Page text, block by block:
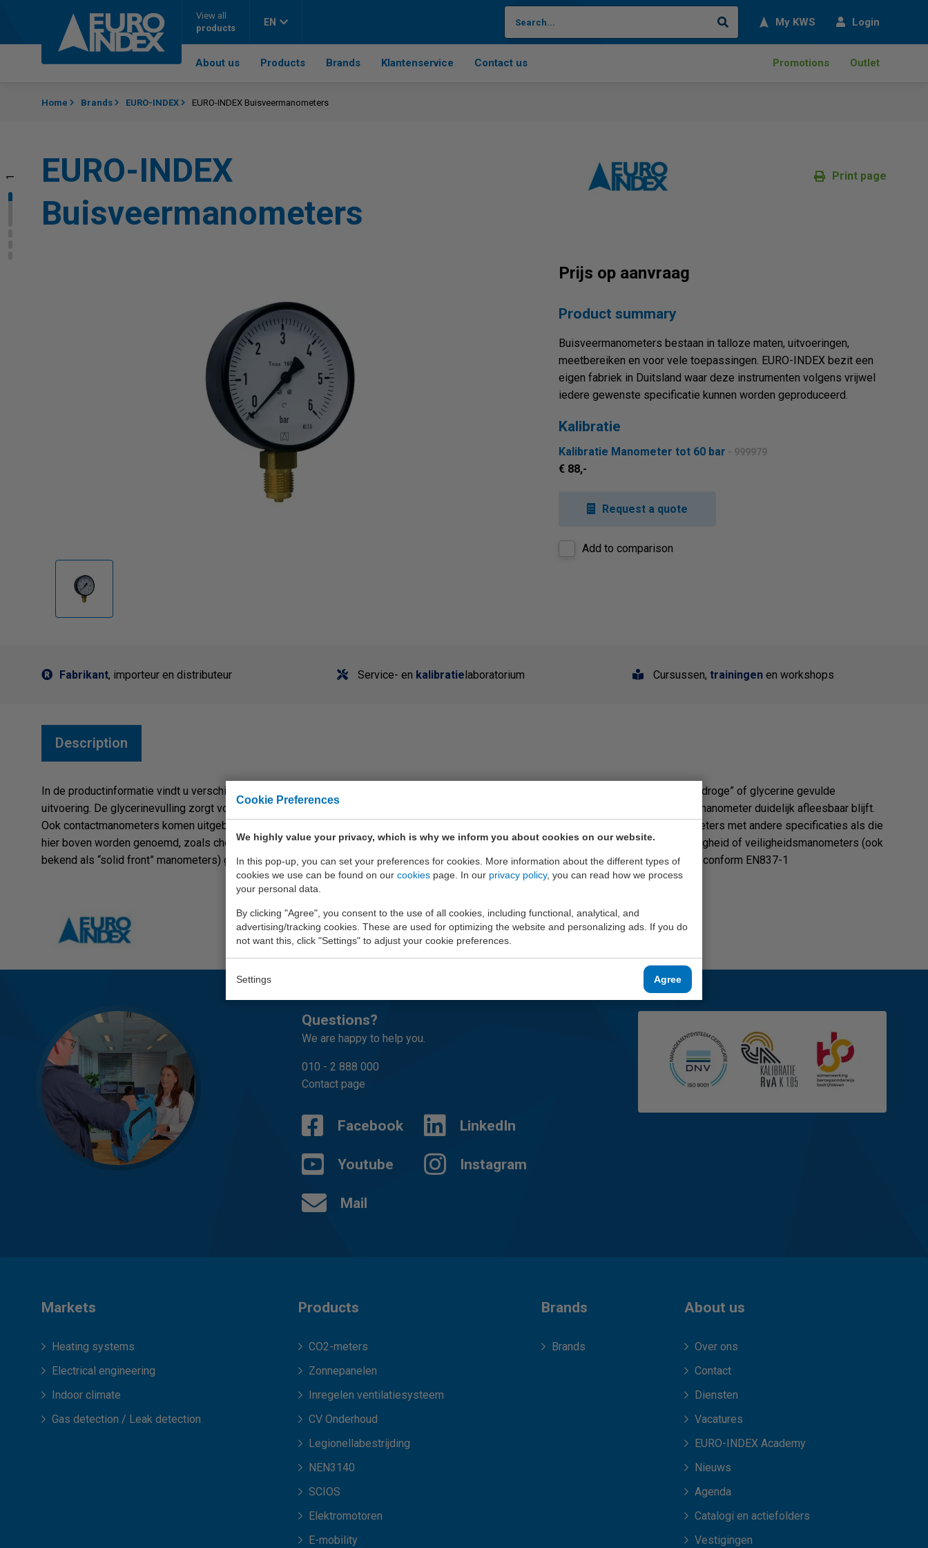
Cookie Preferences
We highly value your privacy, which is why we inform you about cookies on our website.
In this pop-up, you can set your preferences for cookies. More information about the different types of
cookies we use can be found on our cookies page. In our privacy policy, you can read how we process
your personal data.
By clicking "Agree", you consent to the use of all cookies, including functional, analytical, and
advertising/tracking cookies. These are used for optimizing the website and personalizing ads. If you do
not want this, click "Settings" to adjust your cookie preferences.
Settings Agree
View all
products
EN Search My KWS Login
About us Products Brands Klantenservice Contact us Promotions Outlet
1 3 4
Home Brands EURO-INDEX EURO-INDEX Buisveermanometers
EURO-INDEX
Buisveermanometers
Print page
Prijs op aanvraag
Product summary
Buisveermanometers bestaan in talloze maten, uitvoeringen,
meetbereiken en voor vele toepassingen. EURO-INDEX bezit een
eigen fabriek in Duitsland waar deze instrumenten volgens vrijwel
iedere gewenste specificatie kunnen worden geproduceerd.
Kalibratie
Kalibratie Manometer tot 60 bar - 999979
€ 88,-
Request a quote
Add to comparison
Fabrikant, importeur en distributeur Service- en kalibratielaboratorium Cursussen, trainingen en workshops
Description
In de productinformatie vindt u verschillende selectietabellen voor buisveermanometers van zwart gespoten staal of roestvrijstaal en in “droge” of glycerine gevulde
uitvoering. De glycerinevulling zorgt voor een effectieve demping van de wijzerbeweging, waardoor een onstabiele druk of een trillende manometer duidelijk afleesbaar blijft.
Ook contactmanometers komen uitgebreid aan bod met een uiteenzetting van verschillende contacten en een selectietabel. Voor manometers met andere specificaties als die
hier boven worden genoemd, zoals chemiemanometers met een roestvrijstalen meetwerk, industriemanometers met een hoge nauwkeurigheid of veiligheidsmanometers (ook
bekend als “solid front” manometers) geven wij u graag een passend advies en offerte. EURO-INDEX manometers worden geproduceerd conform EN837-1
Questions?
We are happy to help you.
010 - 2 888 000
Contact page
Facebook LinkedIn
Youtube Instagram
Mail
Markets
Heating systems
Electrical engineering
Indoor climate
Gas detection / Leak detection
Products
CO2-meters
Zonnepanelen
Inregelen ventilatiesysteem
CV Onderhoud
Legionellabestrijding
NEN3140
SCIOS
Elektromotoren
E-mobility
Brands
Brands
About us
Over ons
Contact
Diensten
Vacatures
EURO-INDEX Academy
Nieuws
Agenda
Catalogi en actiefolders
Vestigingen